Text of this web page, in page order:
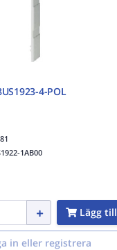
4-POL
1AB00
Lägg till
in eller registrera